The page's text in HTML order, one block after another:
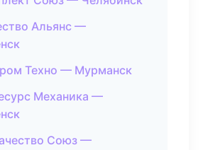
Альянс —
Техно — Мурманск
Механика —
Союз —